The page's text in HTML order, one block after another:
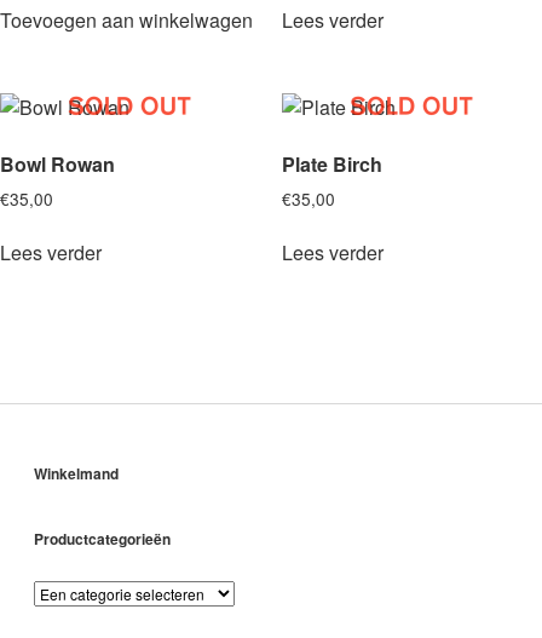
Toevoegen aan winkelwagen Lees verder
Bowl Rowan
€35,00
Lees verder
Plate Birch
€35,00
Lees verder
Sidebar
Winkelmand
Productcategorieën